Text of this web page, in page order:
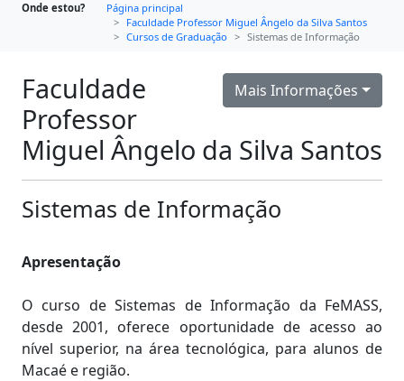
Onde estou?
Página principal
Faculdade Professor Miguel Ângelo da Silva Santos
Cursos de Graduação
Sistemas de Informação
Mais Informações
Faculdade
Professor
Miguel Ângelo da Silva Santos
Sistemas de Informação
Apresentação
O curso de Sistemas de Informação da FeMASS,
desde 2001, oferece oportunidade de acesso ao
nível superior, na área tecnológica, para alunos de
Macaé e região.